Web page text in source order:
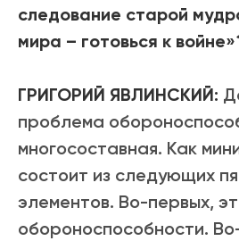
следование старой
мира – готовься к
ГРИГОРИЙ ЯВЛИНСКИЙ:
проблема
многосоставная. Как
состоит из следующих
элементов. Во-первых,
обороноспособности.